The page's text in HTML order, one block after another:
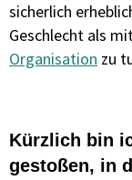
sicherlich
Geschlecht als
Organisation zu
Kürzlich bin
gestoßen, in